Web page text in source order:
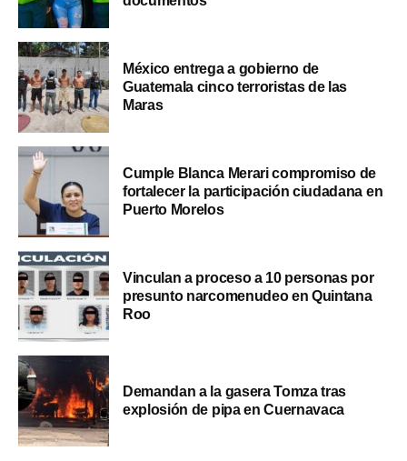
México entrega a gobierno de
Guatemala cinco terroristas de las
Maras
Cumple Blanca Merari compromiso de
fortalecer la participación ciudadana en
Puerto Morelos
Vinculan a proceso a 10 personas por
presunto narcomenudeo en Quintana
Roo
Demandan a la gasera Tomza tras
explosión de pipa en Cuernavaca